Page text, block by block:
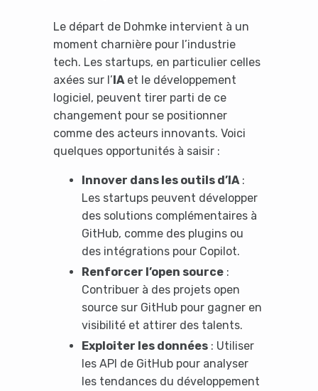
Le départ de Dohmke intervient à un
moment charnière pour l’industrie
tech. Les startups, en particulier celles
axées sur l’IAet le développement
logiciel, peuvent tirer parti de ce
changement pour se positionner
comme des acteurs innovants. Voici
quelques opportunités à saisir :
Innover dans les outils d’IA:
Les startups peuvent développer
des solutions complémentaires à
GitHub, comme des plugins ou
des intégrations pour Copilot.
Renforcer l’open source:
Contribuer à des projets open
source sur GitHub pour gagner en
visibilité et attirer des talents.
Exploiter les données: Utiliser
les API de GitHub pour analyser
les tendances du développement